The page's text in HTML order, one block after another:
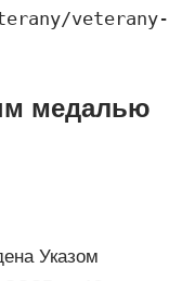
veterany-
медалью
Указом